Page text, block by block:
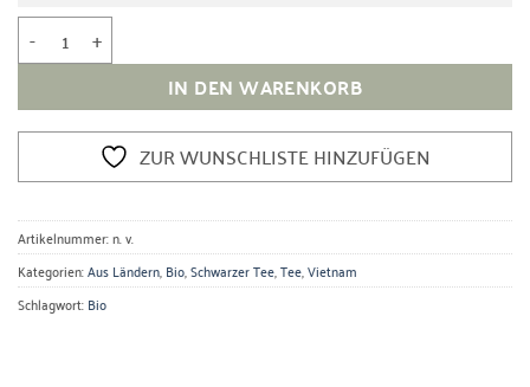
Bio Vietnam Rainforest Kim Tuyen Menge
IN DEN WARENKORB
ZUR WUNSCHLISTE HINZUFÜGEN
Artikelnummer:n. v.
Kategorien:Aus Ländern,Bio,Schwarzer Tee,Tee,Vietnam
Schlagwort:Bio